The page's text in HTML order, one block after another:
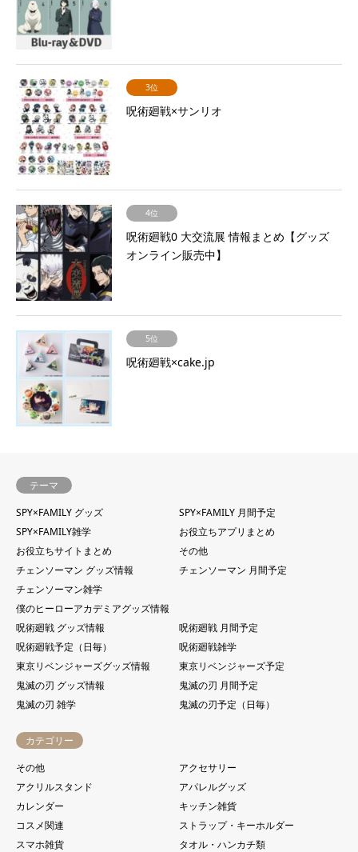
3位
呪術廻戦×サンリオ
4位
呪術廻戦0 大交流展 情報まとめ【グッズ
オンライン販売中】
5位
呪術廻戦×cake.jp
テーマ
SPY×FAMILY グッズ
SPY×FAMILY 月間予定
SPY×FAMILY雑学
お役立ちアプリまとめ
お役立ちサイトまとめ
その他
チェンソーマン グッズ情報
チェンソーマン 月間予定
チェンソーマン雑学
僕のヒーローアカデミアグッズ情報
呪術廻戦 グッズ情報
呪術廻戦 月間予定
呪術廻戦予定（日毎）
呪術廻戦雑学
東京リベンジャーズグッズ情報
東京リベンジャーズ予定
鬼滅の刃 グッズ情報
鬼滅の刃 月間予定
鬼滅の刃 雑学
鬼滅の刃予定（日毎）
カテゴリー
その他
アクセサリー
アクリルスタンド
アパレルグッズ
カレンダー
キッチン雑貨
コスメ関連
ストラップ・キーホルダー
スマホ雑貨
タオル・ハンカチ類